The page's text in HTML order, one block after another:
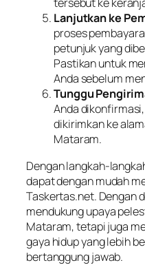
Lanjutkan ke
proses
petunjuk yang
Pastikan untuk
Anda sebelum
Tunggu
Anda
dikirimkan ke
Mataram.
Dengan langkah-
dapat dengan mudah
Taskertas.net. Dengan
mendukung upaya
Mataram, tetapi juga
gaya hidup yang lebih
bertanggung jawab.